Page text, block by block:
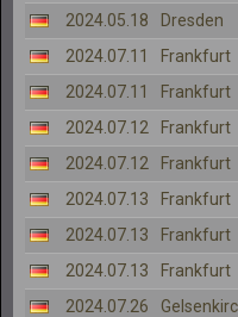
2024.05.18
Dresden
2024.07.11
Frankfurt
2024.07.11
Frankfurt
2024.07.12
Frankfurt
2024.07.12
Frankfurt
2024.07.13
Frankfurt
2024.07.13
Frankfurt
2024.07.13
Frankfurt
2024.07.26